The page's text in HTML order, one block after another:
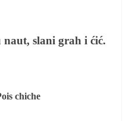
naut, slani grah i ćić.
chiche